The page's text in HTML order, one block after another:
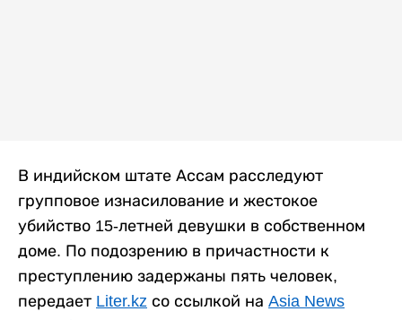
В индийском штате Ассам расследуют
групповое изнасилование и жестокое
убийство 15-летней девушки в собственном
доме. По подозрению в причастности к
преступлению задержаны пять человек,
передает Liter.kz со ссылкой на Asia News